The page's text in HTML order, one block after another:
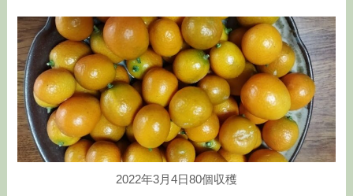
2022年3月4日80個収穫